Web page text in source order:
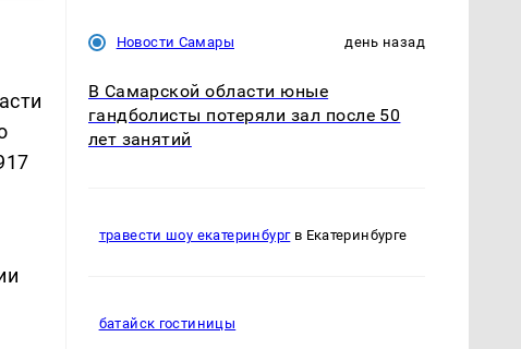
Новости Самары день назад
В Самарской области юные
гандболисты потеряли зал после 50
лет занятий
травести шоу екатеринбургв Екатеринбурге
батайск гостиницы